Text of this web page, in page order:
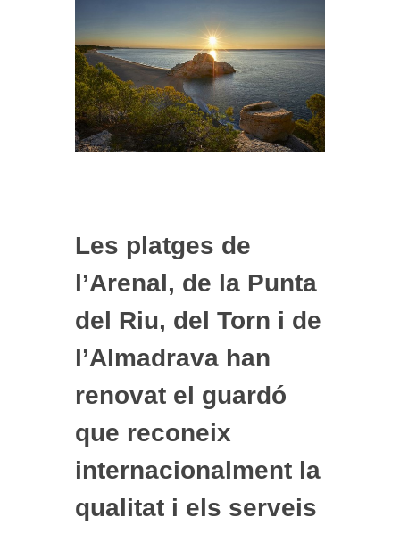
Les platges de
l’Arenal, de la Punta
del Riu, del Torn i de
l’Almadrava han
renovat el guardó
que reconeix
internacionalment la
qualitat i els serveis